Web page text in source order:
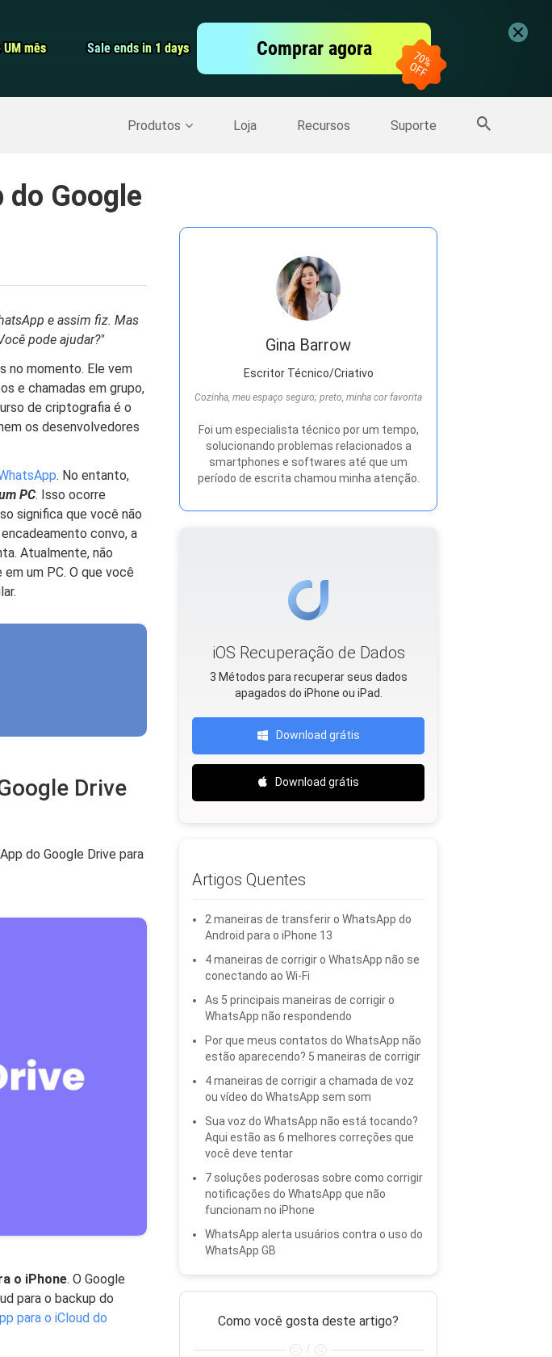
mês
mês Sale ends in 1 days
Sale ends in 1 days Comprar agora
Produtos Loja Recursos Suporte
Screen Recorder
Backup do iPhone>> Mais Produtos
do Google
e assim fiz. Mas
pode ajudar?"
no momento. Ele vem
e chamadas em grupo,
de criptografia é o
os desenvolvedores
. No entanto,
PC. Isso ocorre
significa que você não
convo, a
Atualmente, não
um PC. O que você
Drive
do Google Drive para
o iPhone. O Google
para o backup do
para o iCloud do
Gina Barrow
Escritor Técnico/Criativo
Cozinha, meu espaço seguro; preto, minha cor favorita
Foi um especialista técnico por um tempo,
solucionando problemas relacionados a
smartphones e softwares até que um
período de escrita chamou minha atenção.
iOS Recuperação de Dados
3 Métodos para recuperar seus dados
apagados do iPhone ou iPad.
Download grátis
Download grátis
Artigos Quentes
2 maneiras de transferir o WhatsApp do
Android para o iPhone 13
4 maneiras de corrigir o WhatsApp não se
conectando ao Wi-Fi
As 5 principais maneiras de corrigir o
WhatsApp não respondendo
Por que meus contatos do WhatsApp não
estão aparecendo? 5 maneiras de corrigir
4 maneiras de corrigir a chamada de voz
ou vídeo do WhatsApp sem som
Sua voz do WhatsApp não está tocando?
Aqui estão as 6 melhores correções que
você deve tentar
7 soluções poderosas sobre como corrigir
notificações do WhatsApp que não
funcionam no iPhone
WhatsApp alerta usuários contra o uso do
WhatsApp GB
Como você gosta deste artigo?
/